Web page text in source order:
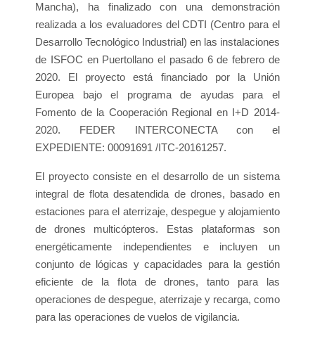
Mancha), ha finalizado con una demonstración
realizada a los evaluadores del CDTI (Centro para el
Desarrollo Tecnológico Industrial) en las instalaciones
de ISFOC en Puertollano el pasado 6 de febrero de
2020. El proyecto está financiado por la Unión
Europea bajo el programa de ayudas para el
Fomento de la Cooperación Regional en I+D 2014-
2020. FEDER INTERCONECTA con el
EXPEDIENTE: 00091691 /ITC-20161257.
El proyecto consiste en el desarrollo de un sistema
integral de flota desatendida de drones, basado en
estaciones para el aterrizaje, despegue y alojamiento
de drones multicópteros. Estas plataformas son
energéticamente independientes e incluyen un
conjunto de lógicas y capacidades para la gestión
eficiente de la flota de drones, tanto para las
operaciones de despegue, aterrizaje y recarga, como
para las operaciones de vuelos de vigilancia.